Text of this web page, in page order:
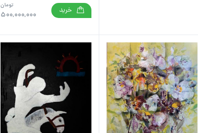
500,000,000
تومان خرید